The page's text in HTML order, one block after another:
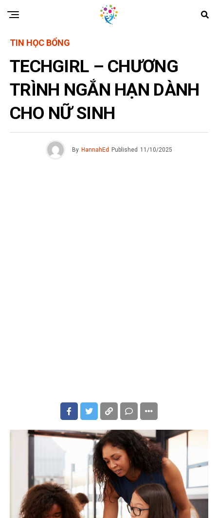
TIN HỌC BỔNG
TECHGIRL – CHƯƠNG
TRÌNH NGẮN HẠN DÀNH
CHO NỮ SINH
By HannahEd Published 11/10/2025